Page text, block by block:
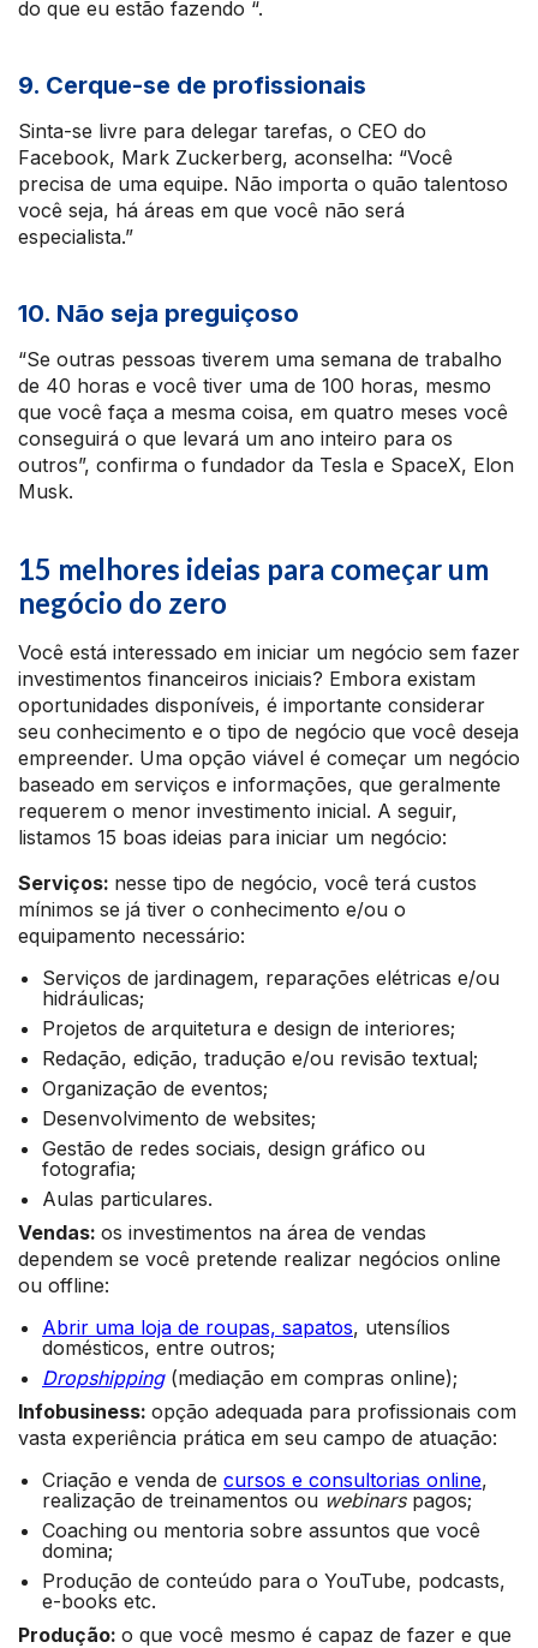
do que eu estão fazendo “.
9. Cerque-se de profissionais
Sinta-se livre para delegar tarefas, o CEO do
Facebook, Mark Zuckerberg, aconselha: “Você
precisa de uma equipe. Não importa o quão talentoso
você seja, há áreas em que você não será
especialista.”
10. Não seja preguiçoso
“Se outras pessoas tiverem uma semana de trabalho
de 40 horas e você tiver uma de 100 horas, mesmo
que você faça a mesma coisa, em quatro meses você
conseguirá o que levará um ano inteiro para os
outros”, confirma o fundador da Tesla e SpaceX, Elon
Musk.
15 melhores ideias para começar um
negócio do zero
Você está interessado em iniciar um negócio sem fazer
investimentos financeiros iniciais? Embora existam
oportunidades disponíveis, é importante considerar
seu conhecimento e o tipo de negócio que você deseja
empreender. Uma opção viável é começar um negócio
baseado em serviços e informações, que geralmente
requerem o menor investimento inicial. A seguir,
listamos 15 boas ideias para iniciar um negócio:
Serviços: nesse tipo de negócio, você terá custos
mínimos se já tiver o conhecimento e/ou o
equipamento necessário:
Serviços de jardinagem, reparações elétricas e/ou
hidráulicas;
Projetos de arquitetura e design de interiores;
Redação, edição, tradução e/ou revisão textual;
Organização de eventos;
Desenvolvimento de websites;
Gestão de redes sociais, design gráfico ou
fotografia;
Aulas particulares.
Vendas: os investimentos na área de vendas
dependem se você pretende realizar negócios online
ou offline:
Abrir uma loja de roupas, sapatos, utensílios
domésticos, entre outros;
Dropshipping (mediação em compras online);
Infobusiness: opção adequada para profissionais com
vasta experiência prática em seu campo de atuação:
Criação e venda de cursos e consultorias online,
realização de treinamentos ou webinarspagos;
Coaching ou mentoria sobre assuntos que você
domina;
Produção de conteúdo para o YouTube, podcasts,
e-books etc.
Produção: o que você mesmo é capaz de fazer e que